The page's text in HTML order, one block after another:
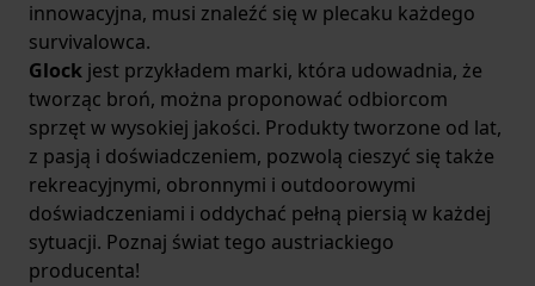
innowacyjna, musi znaleźć się w plecaku każdego
survivalowca.
Glock jest przykładem marki, która udowadnia, że
tworząc broń, można proponować odbiorcom
sprzęt w wysokiej jakości. Produkty tworzone od lat,
z pasją i doświadczeniem, pozwolą cieszyć się także
rekreacyjnymi, obronnymi i outdoorowymi
doświadczeniami i oddychać pełną piersią w każdej
sytuacji. Poznaj świat tego austriackiego
producenta!